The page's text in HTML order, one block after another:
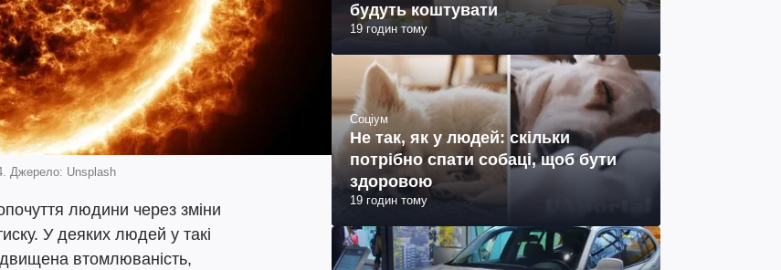
4. Джерело: Unsplash
людини через зміни
У деяких людей у такі
втомлюваність,
будуть коштувати
19 годин тому
Соціум
Не так, як у людей: скільки
потрібно спати собаці, щоб бути
здоровою
19 годин тому